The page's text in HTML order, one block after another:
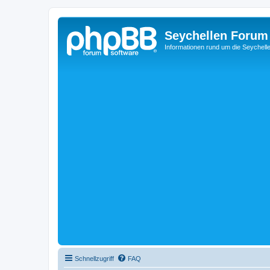
Seychellen Forum
Informationen rund um die
Schnellzugriff FAQ